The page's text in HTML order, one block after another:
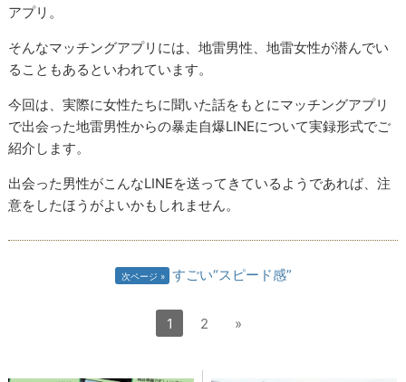
アプリ。
そんなマッチングアプリには、地雷男性、地雷女性が潜んでい
ることもあるといわれています。
今回は、実際に女性たちに聞いた話をもとにマッチングアプリ
で出会った地雷男性からの暴走自爆LINEについて実録形式でご
紹介します。
出会った男性がこんなLINEを送ってきているようであれば、注
意をしたほうがよいかもしれません。
次ページ すごい“スピード感”
1 2 »